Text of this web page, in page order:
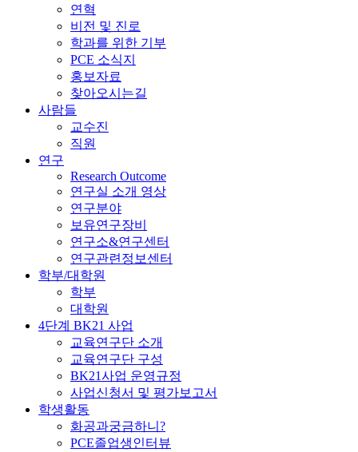
연혁
비전 및 진로
학과를 위한 기부
PCE 소식지
홍보자료
찾아오시는길
사람들
교수진
직원
연구
Research Outcome
연구실 소개 영상
연구분야
보유연구장비
연구소&연구센터
연구관련정보센터
학부/대학원
학부
대학원
4단계 BK21 사업
교육연구단 소개
교육연구단 구성
BK21사업 운영규정
사업신청서 및 평가보고서
학생활동
화공과궁금하니?
PCE졸업생인터뷰